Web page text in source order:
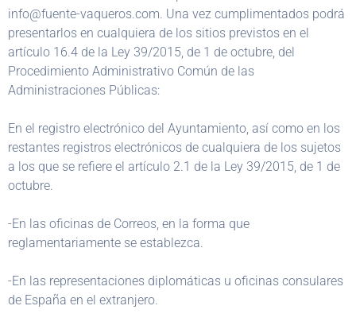
info@fuente-vaqueros.com. Una vez cumplimentados podrá
presentarlos en cualquiera de los sitios previstos en el
artículo 16.4 de la Ley 39/2015, de 1 de octubre, del
Procedimiento Administrativo Común de las
Administraciones Públicas:
En el registro electrónico del Ayuntamiento, así como en los
restantes registros electrónicos de cualquiera de los sujetos
a los que se refiere el artículo 2.1 de la Ley 39/2015, de 1 de
octubre.
-En las oficinas de Correos, en la forma que
reglamentariamente se establezca.
-En las representaciones diplomáticas u oficinas consulares
de España en el extranjero.